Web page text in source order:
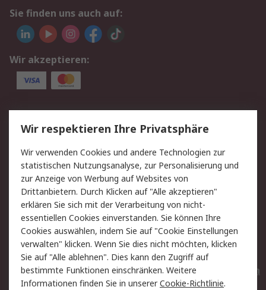
Sie finden uns auch auf:
Wir akzeptieren:
Service
Value Added Services
Lieferlösungen
Rücksendungen
Kontakt
Hilfe
Privatkunden
Rechtliches
AGB
Datenschutz
Cookie-Richtlinie
Zahlungsbedingungen
Copyright/Impressum
Entsorgung
Elektrogeräte/Batterien
Wir respektieren Ihre Privatsphäre
Wir verwenden Cookies und andere Technologien zur
statistischen Nutzungsanalyse, zur Personalisierung und
zur Anzeige von Werbung auf Websites von
Drittanbietern. Durch Klicken auf "Alle akzeptieren"
erklären Sie sich mit der Verarbeitung von nicht-
essentiellen Cookies einverstanden. Sie können Ihre
Cookies auswählen, indem Sie auf "Cookie Einstellungen
verwalten" klicken. Wenn Sie dies nicht möchten, klicken
Sie auf "Alle ablehnen". Dies kann den Zugriff auf
bestimmte Funktionen einschränken. Weitere
Informationen finden Sie in unsererCookie-Richtlinie.